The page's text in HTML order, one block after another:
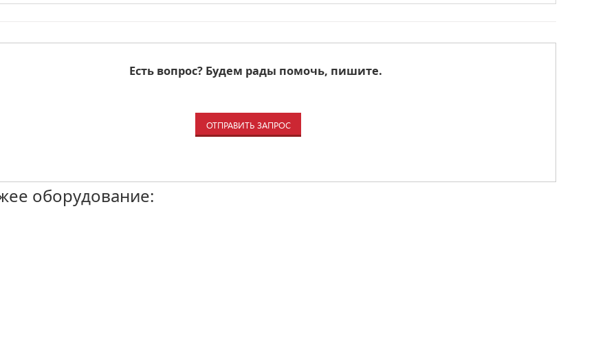
Есть вопрос? Будем рады помочь, пишите.
ОТПРАВИТЬ ЗАПРОС
оборудование: